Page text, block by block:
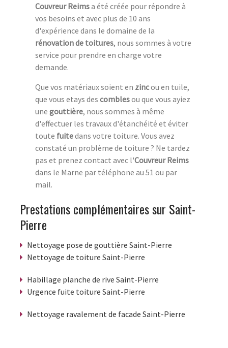
Couvreur Reimsa été créée pour répondre à
vos besoins et avec plus de 10 ans
d'expérience dans le domaine de la
rénovation de toitures, nous sommes à votre
service pour prendre en charge votre
demande.
Que vos matériaux soient en zincou en tuile,
que vous etays des comblesou que vous ayiez
une gouttière, nous sommes à même
d'effectuer les travaux d'étanchéité et éviter
toute fuitedans votre toiture. Vous avez
constaté un problème de toiture ? Ne tardez
pas et prenez contact avec l'Couvreur Reims
dans le Marne par téléphone au 51 ou par
mail.
Prestations complémentaires sur Saint-
Pierre
Nettoyage pose de gouttière Saint-Pierre
Nettoyage de toiture Saint-Pierre
Habillage planche de rive Saint-Pierre
Urgence fuite toiture Saint-Pierre
Nettoyage ravalement de facade Saint-Pierre